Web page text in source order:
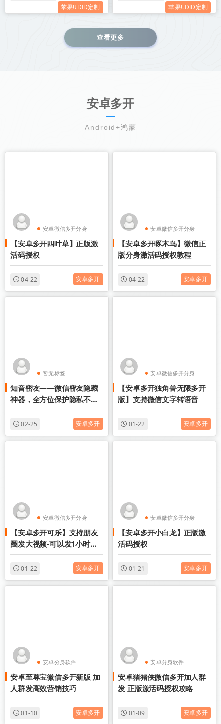
苹果UDID定制 苹果UDID定制
查看更多
安卓多开
Android+鸿蒙
安卓微信多开分身
安卓分身软件
【安卓多开四叶草】正版激
活码授权
04-22 安卓多开
安卓微信多开分身
安卓分身软件
【安卓多开啄木鸟】微信正
版分身激活码授权教程
04-22 安卓多开
暂无标签
知音密友——微信密友隐藏
神器，全方位保护隐私不泄
露
02-25 安卓多开
安卓微信多开分身
安卓分身软件
【安卓多开独角兽无限多开
版】支持微信文字转语音
01-22 安卓多开
安卓微信多开分身
安卓分身软件
【安卓多开可乐】支持朋友
圈发大视频-可以发1小时视
频
01-22 安卓多开
安卓微信多开分身
安卓分身软件
【安卓多开小白龙】正版激
活码授权
01-21 安卓多开
安卓分身软件
安卓微信多开分身
安卓至尊宝微信多开新版 加
人群发高效营销技巧
01-10 安卓多开
安卓分身软件
安卓微信多开分身
安卓猪猪侠微信多开加人群
发 正版激活码授权攻略
01-09 安卓多开